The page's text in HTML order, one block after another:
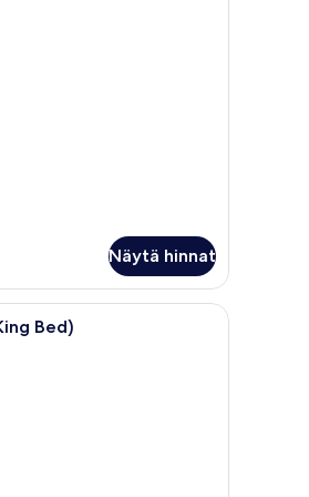
Näytä hinnat
Moderni makuuhuone, jossa on suuri
Bed)